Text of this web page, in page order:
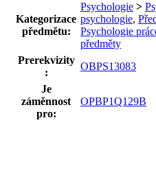
Kategorizace
předmětu:
Psychologie >
psychologie,
Psychologie
předměty
Prerekvizity
:
OBPS13083
Je
záměnnost
pro:
OPBP1Q129B